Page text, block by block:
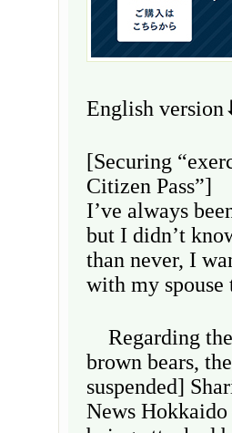
English
[Securing
Citizen Pass”]
I’ve always
but I didn’t
than never, I
with my
Regarding
brown bears,
suspended]
News